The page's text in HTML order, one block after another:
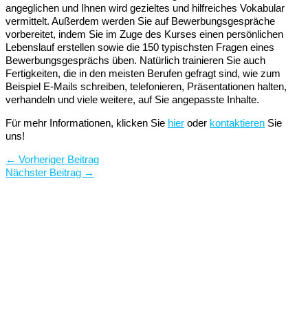
angeglichen und Ihnen wird gezieltes und hilfreiches Vokabular
vermittelt. Außerdem werden Sie auf Bewerbungsgespräche
vorbereitet, indem Sie im Zuge des Kurses einen persönlichen
Lebenslauf erstellen sowie die 150 typischsten Fragen eines
Bewerbungsgesprächs üben. Natürlich trainieren Sie auch
Fertigkeiten, die in den meisten Berufen gefragt sind, wie zum
Beispiel E-Mails schreiben, telefonieren, Präsentationen halten,
verhandeln und viele weitere, auf Sie angepasste Inhalte.
Für mehr Informationen, klicken Sie hier oder kontaktieren Sie
uns!
← Vorheriger Beitrag
Nächster Beitrag →